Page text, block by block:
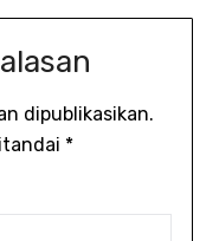
dipublikasikan.
*